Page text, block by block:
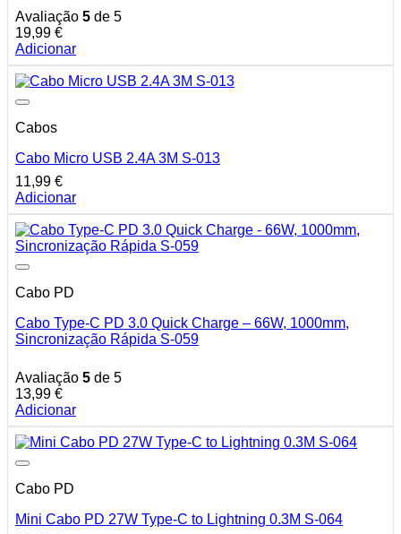
Avaliação 5 de 5
19,99 €
Adicionar
Cabos
Cabo Micro USB 2.4A 3M S-013
11,99 €
Adicionar
Cabo PD
Cabo Type-C PD 3.0 Quick Charge – 66W, 1000mm,
Sincronização Rápida S-059
Avaliação 5 de 5
13,99 €
Adicionar
Cabo PD
Mini Cabo PD 27W Type-C to Lightning 0.3M S-064